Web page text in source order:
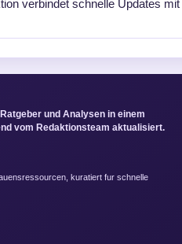
verbindet schnelle Updates
und Analysen in einem
vom Redaktionsteam aktualisiert.
kuratiert fur schnelle